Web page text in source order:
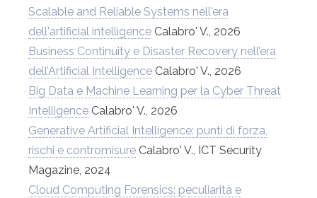
Scalable and Reliable Systems nell'era
dell'artificial intelligence Calabro' V., 2026
Business Continuity e Disaster Recovery nell’era
dell’Artificial Intelligence Calabro' V., 2026
Big Data e Machine Learning per la Cyber Threat
Intelligence Calabro' V., 2026
Generative Artificial Intelligence: punti di forza,
rischi e contromisure Calabro' V., ICT Security
Magazine, 2024
Cloud Computing Forensics: peculiarità e